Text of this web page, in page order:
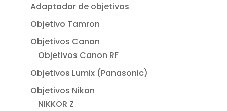
Adaptador de objetivos
Objetivo Tamron
Objetivos Canon
Objetivos Canon RF
Objetivos Lumix (Panasonic)
Objetivos Nikon
NIKKOR Z